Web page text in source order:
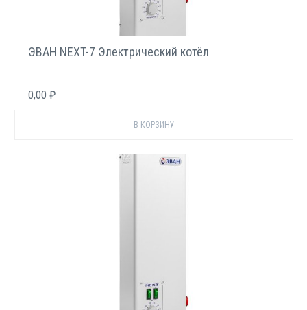
ЭВАН NEXT-7 Электрический котёл
0,00 ₽